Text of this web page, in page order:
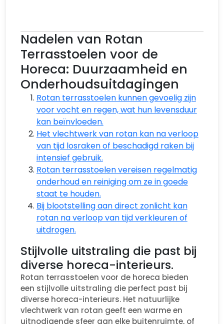
Nadelen van Rotan
Terrasstoelen voor de
Horeca: Duurzaamheid en
Onderhoudsuitdagingen
Rotan terrasstoelen kunnen gevoelig zijn
voor vocht en regen, wat hun levensduur
kan beïnvloeden.
Het vlechtwerk van rotan kan na verloop
van tijd losraken of beschadigd raken bij
intensief gebruik.
Rotan terrasstoelen vereisen regelmatig
onderhoud en reiniging om ze in goede
staat te houden.
Bij blootstelling aan direct zonlicht kan
rotan na verloop van tijd verkleuren of
uitdrogen.
Stijlvolle uitstraling die past bij
diverse horeca-interieurs.
Rotan terrasstoelen voor de horeca bieden
een stijlvolle uitstraling die perfect past bij
diverse horeca-interieurs. Het natuurlijke
vlechtwerk van rotan geeft een warme en
uitnodigende sfeer aan elke buitenruimte, of